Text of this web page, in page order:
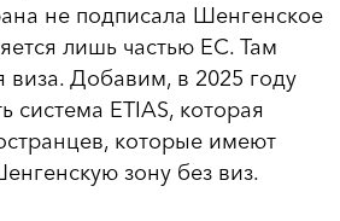
не подписала Шенгенское
лишь частью ЕС. Там
виза. Добавим, в 2025 году
система ETIAS, которая
которые имеют
зону без виз.